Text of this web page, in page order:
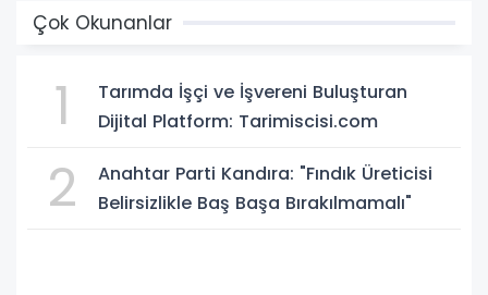
Çok Okunanlar
1
Tarımda İşçi ve İşvereni Buluşturan
Dijital Platform: Tarimiscisi.com
2
Anahtar Parti Kandıra: "Fındık Üreticisi
Belirsizlikle Baş Başa Bırakılmamalı"